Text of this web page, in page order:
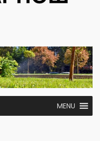
MENU